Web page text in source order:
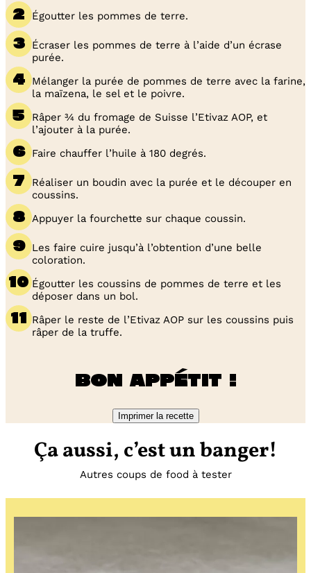
Égoutter les pommes de terre.
Écraser les pommes de terre à l’aide d’un écrase
purée.
Mélanger la purée de pommes de terre avec la farine,
la maïzena, le sel et le poivre.
Râper ¾ du fromage de Suisse l’Etivaz AOP, et
l’ajouter à la purée.
Faire chauffer l’huile à 180 degrés.
Réaliser un boudin avec la purée et le découper en
coussins.
Appuyer la fourchette sur chaque coussin.
Les faire cuire jusqu’à l’obtention d’une belle
coloration.
Égoutter les coussins de pommes de terre et les
déposer dans un bol.
Râper le reste de l’Etivaz AOP sur les coussins puis
râper de la truffe.
Bon appétit !
Imprimer la recette
Ça aussi, c’est un banger!
Autres coups de food à tester